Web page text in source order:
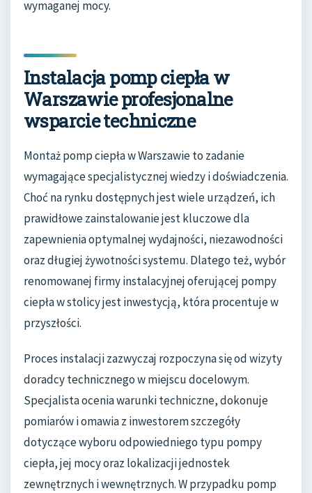
wymaganej mocy.
Instalacja pomp ciepła w
Warszawie profesjonalne
wsparcie techniczne
Montaż pomp ciepła w Warszawie to zadanie
wymagające specjalistycznej wiedzy i doświadczenia.
Choć na rynku dostępnych jest wiele urządzeń, ich
prawidłowe zainstalowanie jest kluczowe dla
zapewnienia optymalnej wydajności, niezawodności
oraz długiej żywotności systemu. Dlatego też, wybór
renomowanej firmy instalacyjnej oferującej pompy
ciepła w stolicy jest inwestycją, która procentuje w
przyszłości.
Proces instalacji zazwyczaj rozpoczyna się od wizyty
doradcy technicznego w miejscu docelowym.
Specjalista ocenia warunki techniczne, dokonuje
pomiarów i omawia z inwestorem szczegóły
dotyczące wyboru odpowiedniego typu pompy
ciepła, jej mocy oraz lokalizacji jednostek
zewnętrznych i wewnętrznych. W przypadku pomp